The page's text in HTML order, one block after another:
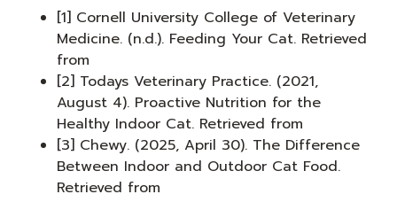
[1] Cornell University College of Veterinary
Medicine. (n.d.). Feeding Your Cat. Retrieved
from
[2] Todays Veterinary Practice. (2021,
August 4). Proactive Nutrition for the
Healthy Indoor Cat. Retrieved from
[3] Chewy. (2025, April 30). The Difference
Between Indoor and Outdoor Cat Food.
Retrieved from